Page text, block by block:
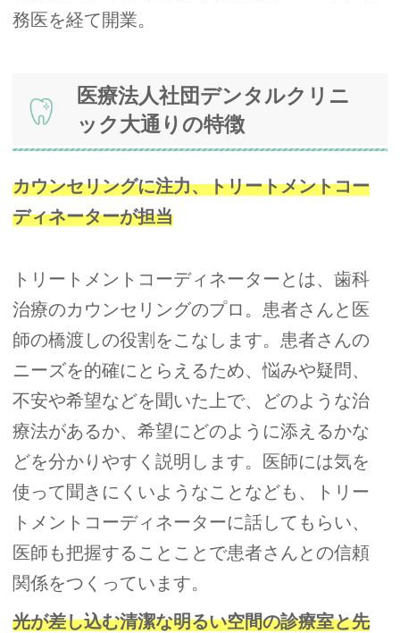
務医を経て開業。
医療法人社団デンタルクリニ
ック大通りの特徴
カウンセリングに注力、トリートメントコー
ディネーターが担当
トリートメントコーディネーターとは、歯科
治療のカウンセリングのプロ。患者さんと医
師の橋渡しの役割をこなします。患者さんの
ニーズを的確にとらえるため、悩みや疑問、
不安や希望などを聞いた上で、どのような治
療法があるか、希望にどのように添えるかな
どを分かりやすく説明します。医師には気を
使って聞きにくいようなことなども、トリー
トメントコーディネーターに話してもらい、
医師も把握することことで患者さんとの信頼
関係をつくっています。
光が差し込む清潔な明るい空間の診療室と先